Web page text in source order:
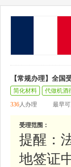
【常规办理】全国
简化材料
代做机酒
336人办理 最早
受理范围：
提醒：
地签证